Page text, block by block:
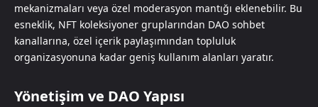
mekanizmaları veya özel moderasyon mantığı eklenebilir. Bu
esneklik, NFT koleksiyoner gruplarından DAO sohbet
kanallarına, özel içerik paylaşımından topluluk
organizasyonuna kadar geniş kullanım alanları yaratır.
Yönetişim ve DAO Yapısı